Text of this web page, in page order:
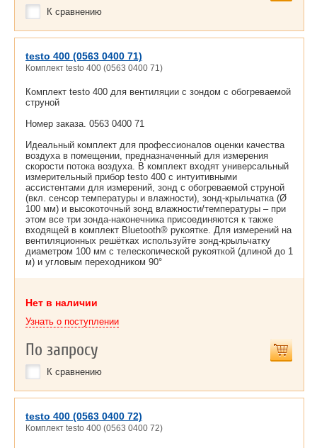
К сравнению
testo 400 (0563 0400 71)
Комплект testo 400 (0563 0400 71)
Комплект testo 400 для вентиляции с зондом с обогреваемой
струной
Номер заказа. 0563 0400 71
Идеальный комплект для профессионалов оценки качества
воздуха в помещении, предназначенный для измерения
скорости потока воздуха. В комплект входят универсальный
измерительный прибор testo 400 с интуитивными
ассистентами для измерений, зонд с обогреваемой струной
(вкл. сенсор температуры и влажности), зонд-крыльчатка (Ø
100 мм) и высокоточный зонд влажности/температуры – при
этом все три зонда-наконечника присоединяются к также
входящей в комплект Bluetooth® рукоятке. Для измерений на
вентиляционных решётках используйте зонд-крыльчатку
диаметром 100 мм с телескопической рукояткой (длиной до 1
м) и угловым переходником 90°
Нет в наличии
Узнать о поступлении
По запросу
К сравнению
testo 400 (0563 0400 72)
Комплект testo 400 (0563 0400 72)